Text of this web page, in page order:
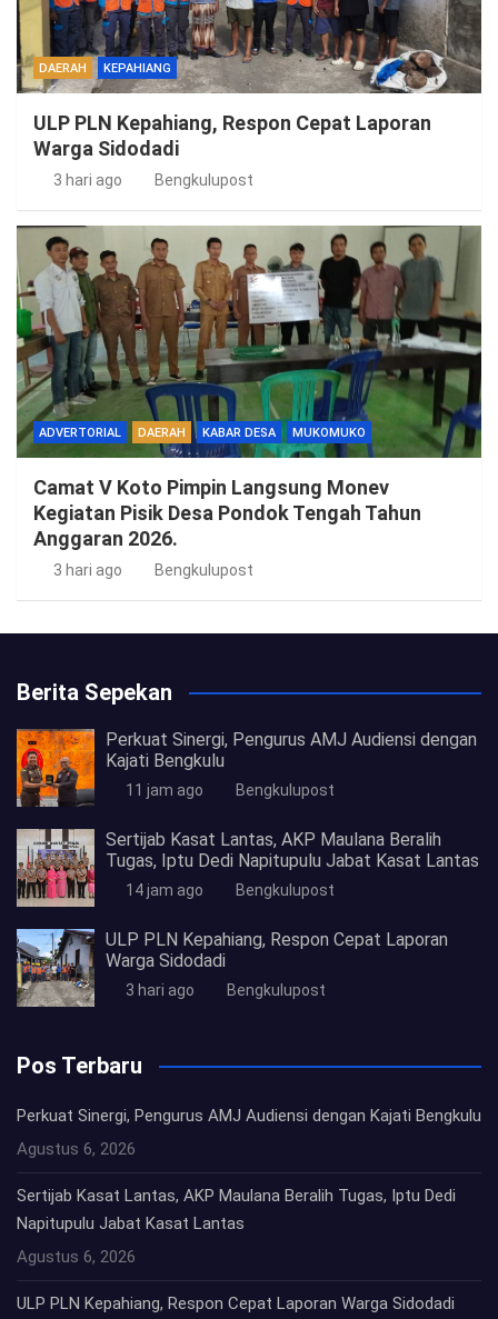
DAERAH KEPAHIANG
ULP PLN Kepahiang, Respon Cepat Laporan
Warga Sidodadi
3 hari ago Bengkulupost
ADVERTORIAL DAERAH KABAR DESA MUKOMUKO
Camat V Koto Pimpin Langsung Monev
Kegiatan Pisik Desa Pondok Tengah Tahun
Anggaran 2026.
3 hari ago Bengkulupost
Berita Sepekan
Perkuat Sinergi, Pengurus AMJ Audiensi dengan
Kajati Bengkulu
11 jam ago Bengkulupost
Sertijab Kasat Lantas, AKP Maulana Beralih
Tugas, Iptu Dedi Napitupulu Jabat Kasat Lantas
14 jam ago Bengkulupost
ULP PLN Kepahiang, Respon Cepat Laporan
Warga Sidodadi
3 hari ago Bengkulupost
Pos Terbaru
Perkuat Sinergi, Pengurus AMJ Audiensi dengan Kajati Bengkulu
Agustus 6, 2026
Sertijab Kasat Lantas, AKP Maulana Beralih Tugas, Iptu Dedi
Napitupulu Jabat Kasat Lantas
Agustus 6, 2026
ULP PLN Kepahiang, Respon Cepat Laporan Warga Sidodadi